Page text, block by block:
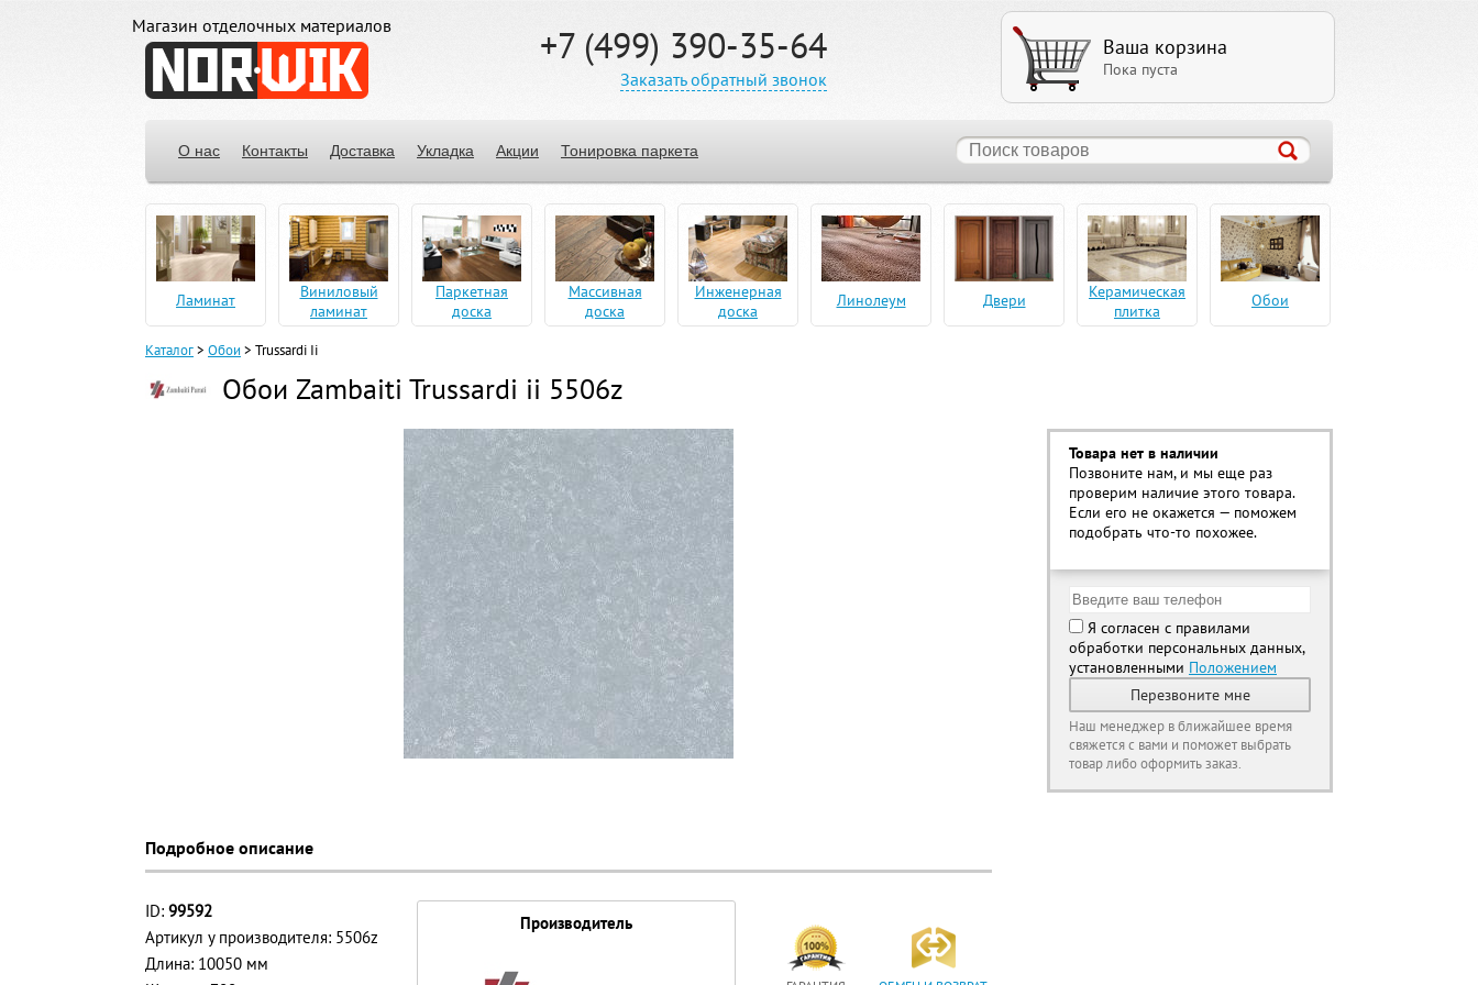
Магазин отделочных материалов +7 (499) 390-35-64
Заказать обратный звонок
Ваша корзина
Пока пуста
О нас Контакты Доставка Укладка Акции Тонировка паркета
Ламинат
Виниловый
ламинат
Паркетная
доска
Массивная
доска
Инженерная
доска
Линолеум Двери
Керамическая
плитка
Обои
Каталог> Обои> Trussardi Ii
Обои Zambaiti Trussardi ii 5506z
Товара нет в наличии
Позвоните нам, и мы еще раз
проверим наличие этого товара.
Если его не окажется — поможем
подобрать что-то похожее.
Я согласен с правилами
обработки персональных данных,
установленными Положением
Перезвоните мне
Наш менеджер в ближайшее время
свяжется с вами и поможет выбрать
товар либо оформить заказ.
Подробное описание
ID: 99592
Артикул у производителя: 5506z
Длина: 10050 мм
Производитель